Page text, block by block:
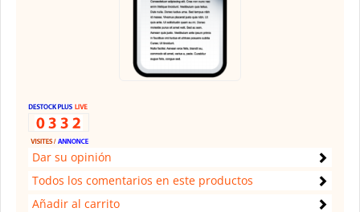
Dar su opinión
Todos los comentarios en este productos
Añadir al carrito